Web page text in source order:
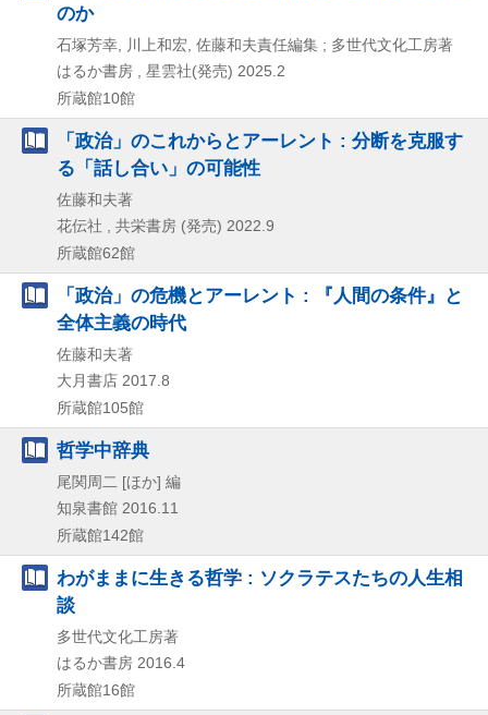
のか
石塚芳幸, 川上和宏, 佐藤和夫責任編集 ; 多世代文化工房著
はるか書房 , 星雲社(発売) 2025.2
所蔵館10館
「政治」のこれからとアーレント : 分断を克服す
る「話し合い」の可能性
佐藤和夫著
花伝社 , 共栄書房 (発売) 2022.9
所蔵館62館
「政治」の危機とアーレント : 『人間の条件』と
全体主義の時代
佐藤和夫著
大月書店 2017.8
所蔵館105館
哲学中辞典
尾関周二 [ほか] 編
知泉書館 2016.11
所蔵館142館
わがままに生きる哲学 : ソクラテスたちの人生相
談
多世代文化工房著
はるか書房 2016.4
所蔵館16館